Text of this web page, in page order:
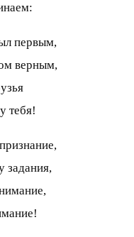
первым,
верным,
тебя!
задания,